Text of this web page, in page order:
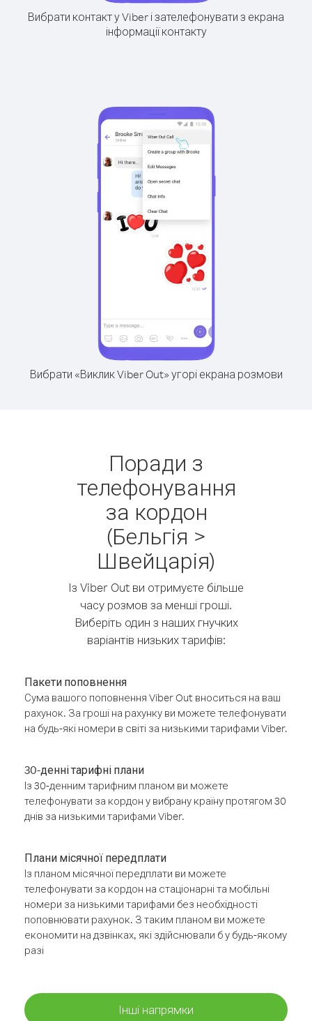
Вибрати контакт у Viber і зателефонувати з екрана
інформації контакту
Вибрати «Виклик Viber Out» угорі екрана розмови
Поради з
телефонування
за кордон
(Бельгія >
Швейцарія)
Із Viber Out ви отримуєте більше
часу розмов за менші гроші.
Виберіть один з наших гнучких
варіантів низьких тарифів:
Пакети поповнення
Сума вашого поповнення Viber Out вноситься на ваш
рахунок. За гроші на рахунку ви можете телефонувати
на будь-які номери в світі за низькими тарифами Viber.
30-денні тарифні плани
Із 30-денним тарифним планом ви можете
телефонувати за кордон у вибрану країну протягом 30
днів за низькими тарифами Viber.
Плани місячної передплати
Із планом місячної передплати ви можете
телефонувати за кордон на стаціонарні та мобільні
номери за низькими тарифами без необхідності
поповнювати рахунок. З таким планом ви можете
економити на дзвінках, які здійснювали б у будь-якому
разі
Інші напрямки